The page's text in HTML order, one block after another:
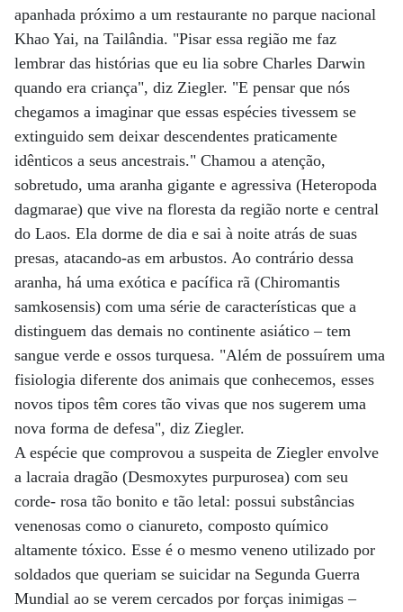
apanhada próximo a um restaurante no parque nacional
Khao Yai, na Tailândia. "Pisar essa região me faz
lembrar das histórias que eu lia sobre Charles Darwin
quando era criança", diz Ziegler. "E pensar que nós
chegamos a imaginar que essas espécies tivessem se
extinguido sem deixar descendentes praticamente
idênticos a seus ancestrais." Chamou a atenção,
sobretudo, uma aranha gigante e agressiva (Heteropoda
dagmarae) que vive na floresta da região norte e central
do Laos. Ela dorme de dia e sai à noite atrás de suas
presas, atacando-as em arbustos. Ao contrário dessa
aranha, há uma exótica e pacífica rã (Chiromantis
samkosensis) com uma série de características que a
distinguem das demais no continente asiático – tem
sangue verde e ossos turquesa. "Além de possuírem uma
fisiologia diferente dos animais que conhecemos, esses
novos tipos têm cores tão vivas que nos sugerem uma
nova forma de defesa", diz Ziegler.
A espécie que comprovou a suspeita de Ziegler envolve
a lacraia dragão (Desmoxytes purpurosea) com seu
corde- rosa tão bonito e tão letal: possui substâncias
venenosas como o cianureto, composto químico
altamente tóxico. Esse é o mesmo veneno utilizado por
soldados que queriam se suicidar na Segunda Guerra
Mundial ao se verem cercados por forças inimigas –